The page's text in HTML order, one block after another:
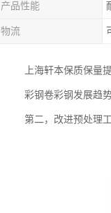
产品性能
物流
上海轩本保质保量
彩钢卷彩钢发展趋
第二，改进预处理